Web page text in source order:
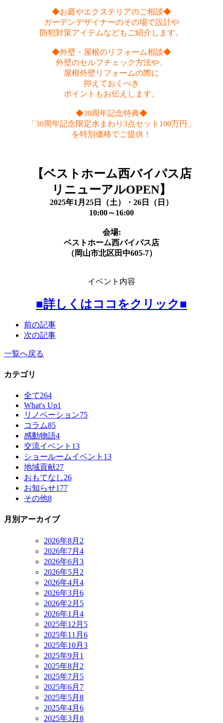
◆お庭やエクステリアのご相談◆
ガーデンデザイナーのその場で設計や
防犯対策アイテムなどもご紹介します。
◆外壁・屋根のリフォーム相談◆
外壁のセルフチェック方法や、
屋根外壁リフォームの際に
抑えておくべき
ポイントもお伝えします。
◆30周年記念特典◆
「30周年記念限定水まわり3点セット100万円」
を特別価格でご提供！
【ベストホーム西バイパス店
リニューアルOPEN】
2025年1月25日（土）・26日（日）
10:00～16:00
会場:
ベストホーム西バイパス店
（岡山市北区田中605-7）
イベント内容
■詳しくはココをクリック■
前の記事
次の記事
一覧へ戻る
カテゴリ
全て264
What's Up1
リノベーション75
コラム85
感動物語4
交流イベント 13
ショールームイベント 13
地域貢献27
おもてなし26
お知らせ177
その他8
月別アーカイブ
2026年8月 2
2026年7月 4
2026年6月 3
2026年5月 2
2026年4月 4
2026年3月 6
2026年2月 5
2026年1月 4
2025年12月 5
2025年11月 6
2025年10月 3
2025年9月 1
2025年8月 2
2025年7月 5
2025年6月 7
2025年5月 8
2025年4月 6
2025年3月 8